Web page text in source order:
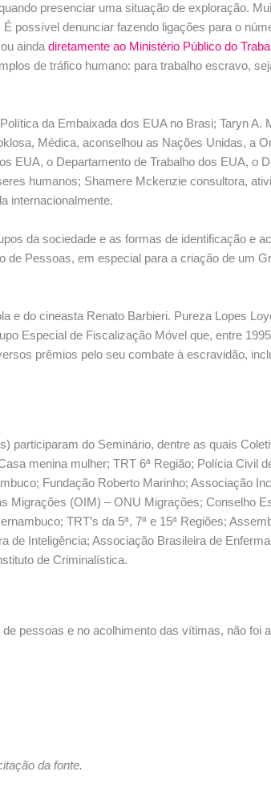
presenciar uma situação de exploração.
possível denunciar fazendo ligações para o
aindadiretamente ao Ministério Público do
de tráfico humano: para trabalho escravo,
da Embaixada dos EUA no Brasi; Taryn A.
Médica, aconselhou as Nações Unidas, a
EUA, o Departamento de Trabalho dos EUA, o
humanos; Shamere Mckenzie consultora,
internacionalmente.
da sociedade e as formas de identificação e
Pessoas, em especial para a criação de um
e do cineasta Renato Barbieri. Pureza Lopes
Especial de Fiscalização Móvel que, entre
prêmios pelo seu combate à escravidão,
participaram do Seminário, dentre as quais
menina mulher; TRT 6ª Região; Polícia Civil
Fundação Roberto Marinho; Associação
Migrações (OIM) – ONU Migrações; Conselho
TRT’s da 5ª, 7ª e 15ª Regiões;
de Inteligência; Associação Brasileira de
de Criminalística.
pessoas e no acolhimento das vítimas, não foi
da fonte.